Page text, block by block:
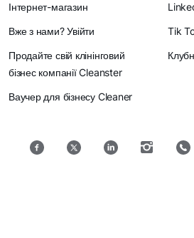
Інтернет-магазин
Вже з нами? Увійти
Продайте свій клінінговий
бізнес компанії Cleanster
Ваучер для бізнесу Cleaner
Tik